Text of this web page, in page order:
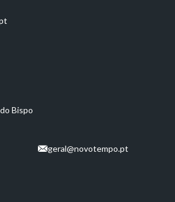
Bispo
geral@novotempo.pt